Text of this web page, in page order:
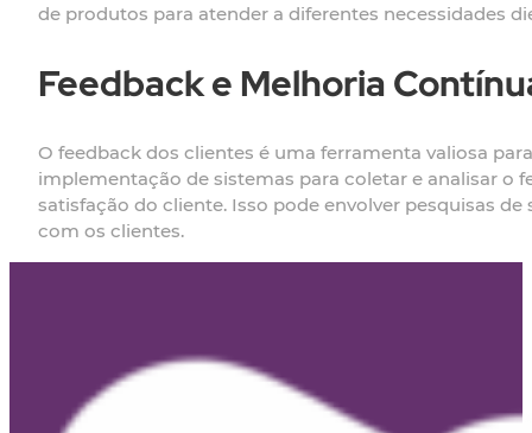
de produtos para atender a diferentes necessidades
Feedback e Melhoria
O feedback dos clientes é uma ferramenta valiosa
implementação de sistemas para coletar e analisar
satisfação do cliente. Isso pode envolver pesquisas
com os clientes.